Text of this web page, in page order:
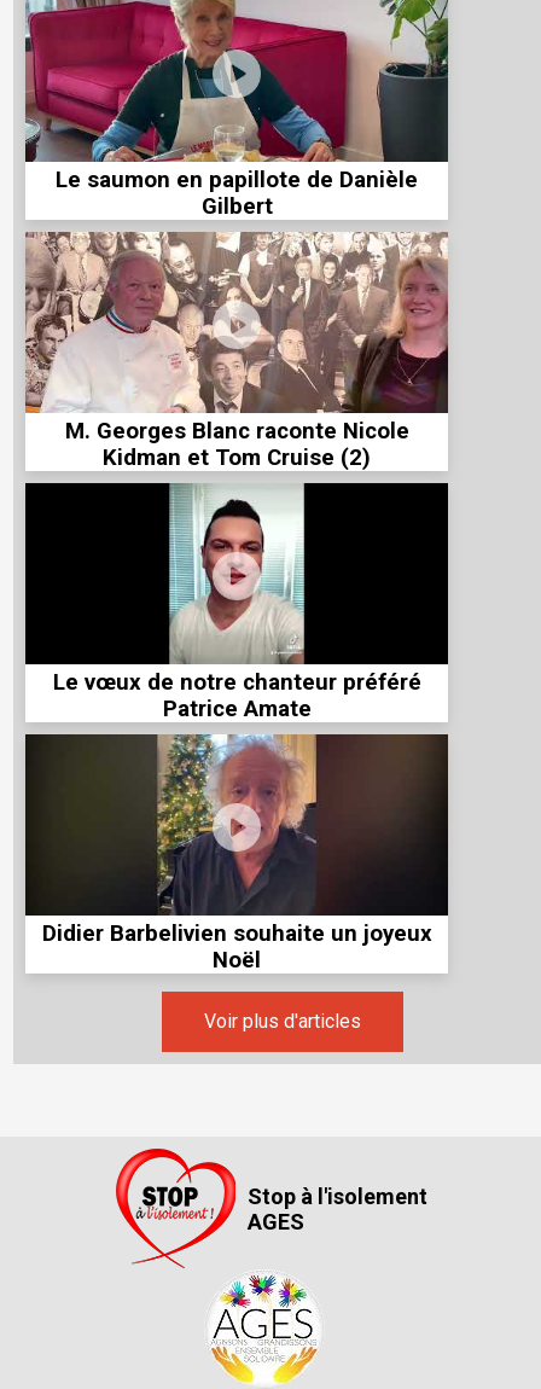
Le saumon en papillote de Danièle
Gilbert
M. Georges Blanc raconte Nicole
Kidman et Tom Cruise (2)
Le vœux de notre chanteur préféré
Patrice Amate
Didier Barbelivien souhaite un joyeux
Noël
Voir plus d'articles
Stop à l'isolement
AGES